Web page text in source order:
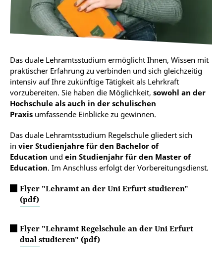
Das duale Lehramtsstudium ermöglicht Ihnen, Wissen mit
praktischer Erfahrung zu verbinden und sich gleichzeitig
intensiv auf Ihre zukünftige Tätigkeit als Lehrkraft
vorzubereiten. Sie haben die Möglichkeit, sowohl an der
Hochschule als auch in der schulischen
Praxis umfassende Einblicke zu gewinnen.
Das duale Lehramtsstudium Regelschule gliedert sich
in vier Studienjahre für den Bachelor of
Education und ein Studienjahr für den Master of
Education. Im Anschluss erfolgt der Vorbereitungsdienst.
Flyer "Lehramt an der Uni Erfurt studieren"
(pdf)
Flyer "Lehramt Regelschule an der Uni Erfurt
dual studieren" (pdf)